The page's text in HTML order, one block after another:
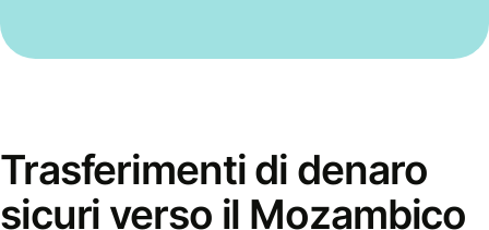
Trasferimenti di denaro
sicuri verso il Mozambico